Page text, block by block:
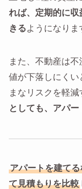
れば、定期的に収
きるようになりま
また、不動産は
値が下落しにくい
まなリスクを軽
としても、アパ
アパートを建て
て見積もりを比較